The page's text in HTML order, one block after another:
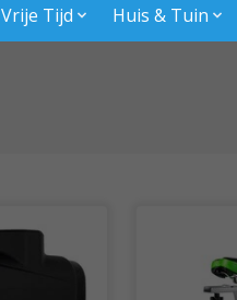
Vrije Tijd Huis & Tuin